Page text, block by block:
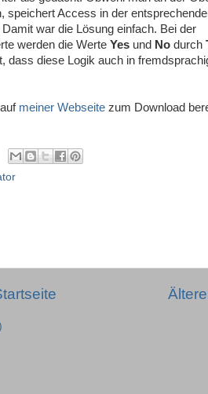
speichert Access in der
war die Lösung einfach. Bei der
werden die Werte Yes und No durch
dass diese Logik auch in
meiner Webseite zum Download